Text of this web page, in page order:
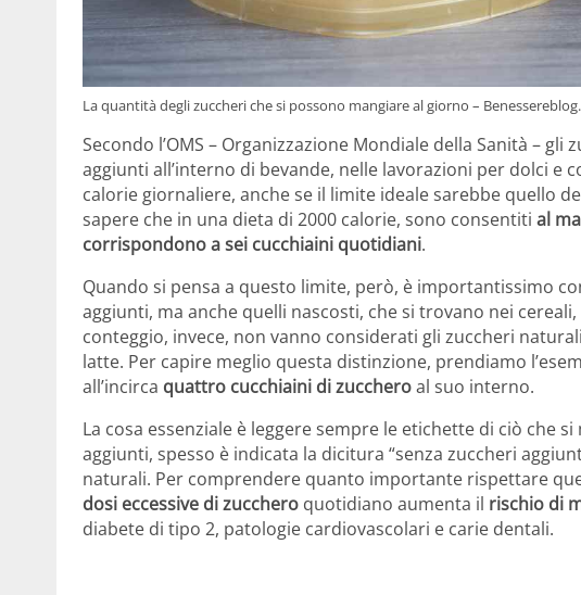
La quantità degli zuccheri che si possono mangiare al giorno –
Secondo l’OMS – Organizzazione Mondiale della Sanità –
aggiunti all’interno di bevande, nelle lavorazioni per dolci e
calorie giornaliere, anche se il limite ideale sarebbe quello
sapere che in una dieta di 2000 calorie, sono consentiti al
corrispondono a sei cucchiaini quotidiani.
Quando si pensa a questo limite, però, è importantissimo
aggiunti, ma anche quelli nascosti, che si trovano nei
conteggio, invece, non vanno considerati gli zuccheri
latte. Per capire meglio questa distinzione, prendiamo
all’incirca quattro cucchiaini di zuccheroal suo interno.
La cosa essenziale è leggere sempre le etichette di ciò che
aggiunti, spesso è indicata la dicitura “senza zuccheri
naturali. Per comprendere quanto importante rispettare
dosi eccessive di zucchero quotidiano aumenta il rischio di
diabete di tipo 2, patologie cardiovascolari e carie dentali.